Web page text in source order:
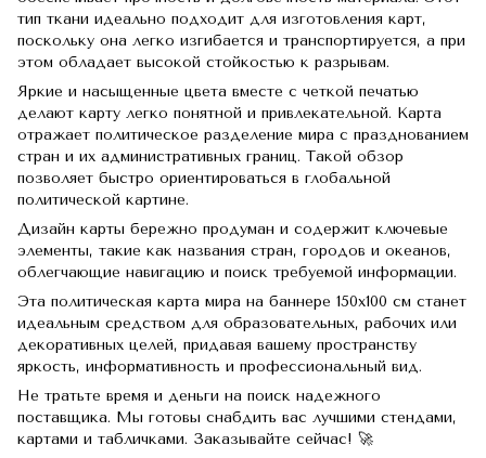
тип ткани идеально подходит для изготовления карт,
поскольку она легко изгибается и транспортируется, а при
этом обладает высокой стойкостью к разрывам.
Яркие и насыщенные цвета вместе с четкой печатью
делают карту легко понятной и привлекательной. Карта
отражает политическое разделение мира с празднованием
стран и их административных границ. Такой обзор
позволяет быстро ориентироваться в глобальной
политической картине.
Дизайн карты бережно продуман и содержит ключевые
элементы, такие как названия стран, городов и океанов,
облегчающие навигацию и поиск требуемой информации.
Эта политическая карта мира на баннере 150х100 см станет
идеальным средством для образовательных, рабочих или
декоративных целей, придавая вашему пространству
яркость, информативность и профессиональный вид.
Не тратьте время и деньги на поиск надежного
поставщика. Мы готовы снабдить вас лучшими стендами,
картами и табличками. Заказывайте сейчас! 🚀